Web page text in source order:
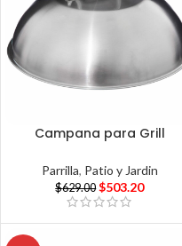
Campana para Grill
Parrilla, Patio y Jardin
$629.00 $503.20